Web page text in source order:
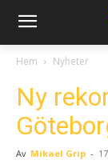
Hem Nyheter
Ny
Av Mikael Grip -